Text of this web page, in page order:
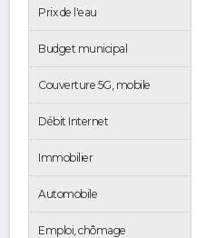
Prix de l'eau
Budget municipal
Couverture 5G, mobile
Débit Internet
Immobilier
Automobile
Emploi, chômage